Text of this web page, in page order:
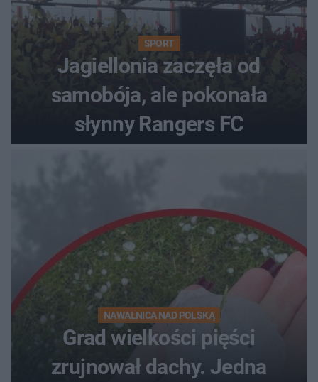
SPORT
Jagiellonia zaczęła od
samobója, ale pokonała
słynny Rangers FC
NAWAŁNICA NAD POLSKĄ
Grad wielkości pięści
zrujnował dachy. Jedna